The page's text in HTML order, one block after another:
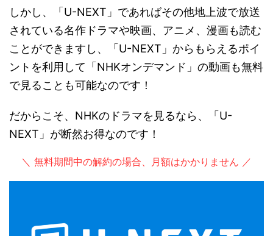
しかし、「U-NEXT」であればその他地上波で放送
されている名作ドラマや映画、アニメ、漫画も読む
ことができますし、「U-NEXT」からもらえるポイ
ントを利用して「NHKオンデマンド」の動画も無料
で見ることも可能なのです！
だからこそ、NHKのドラマを見るなら、「U-
NEXT」が断然お得なのです！
＼ 無料期間中の解約の場合、月額はかかりません ／